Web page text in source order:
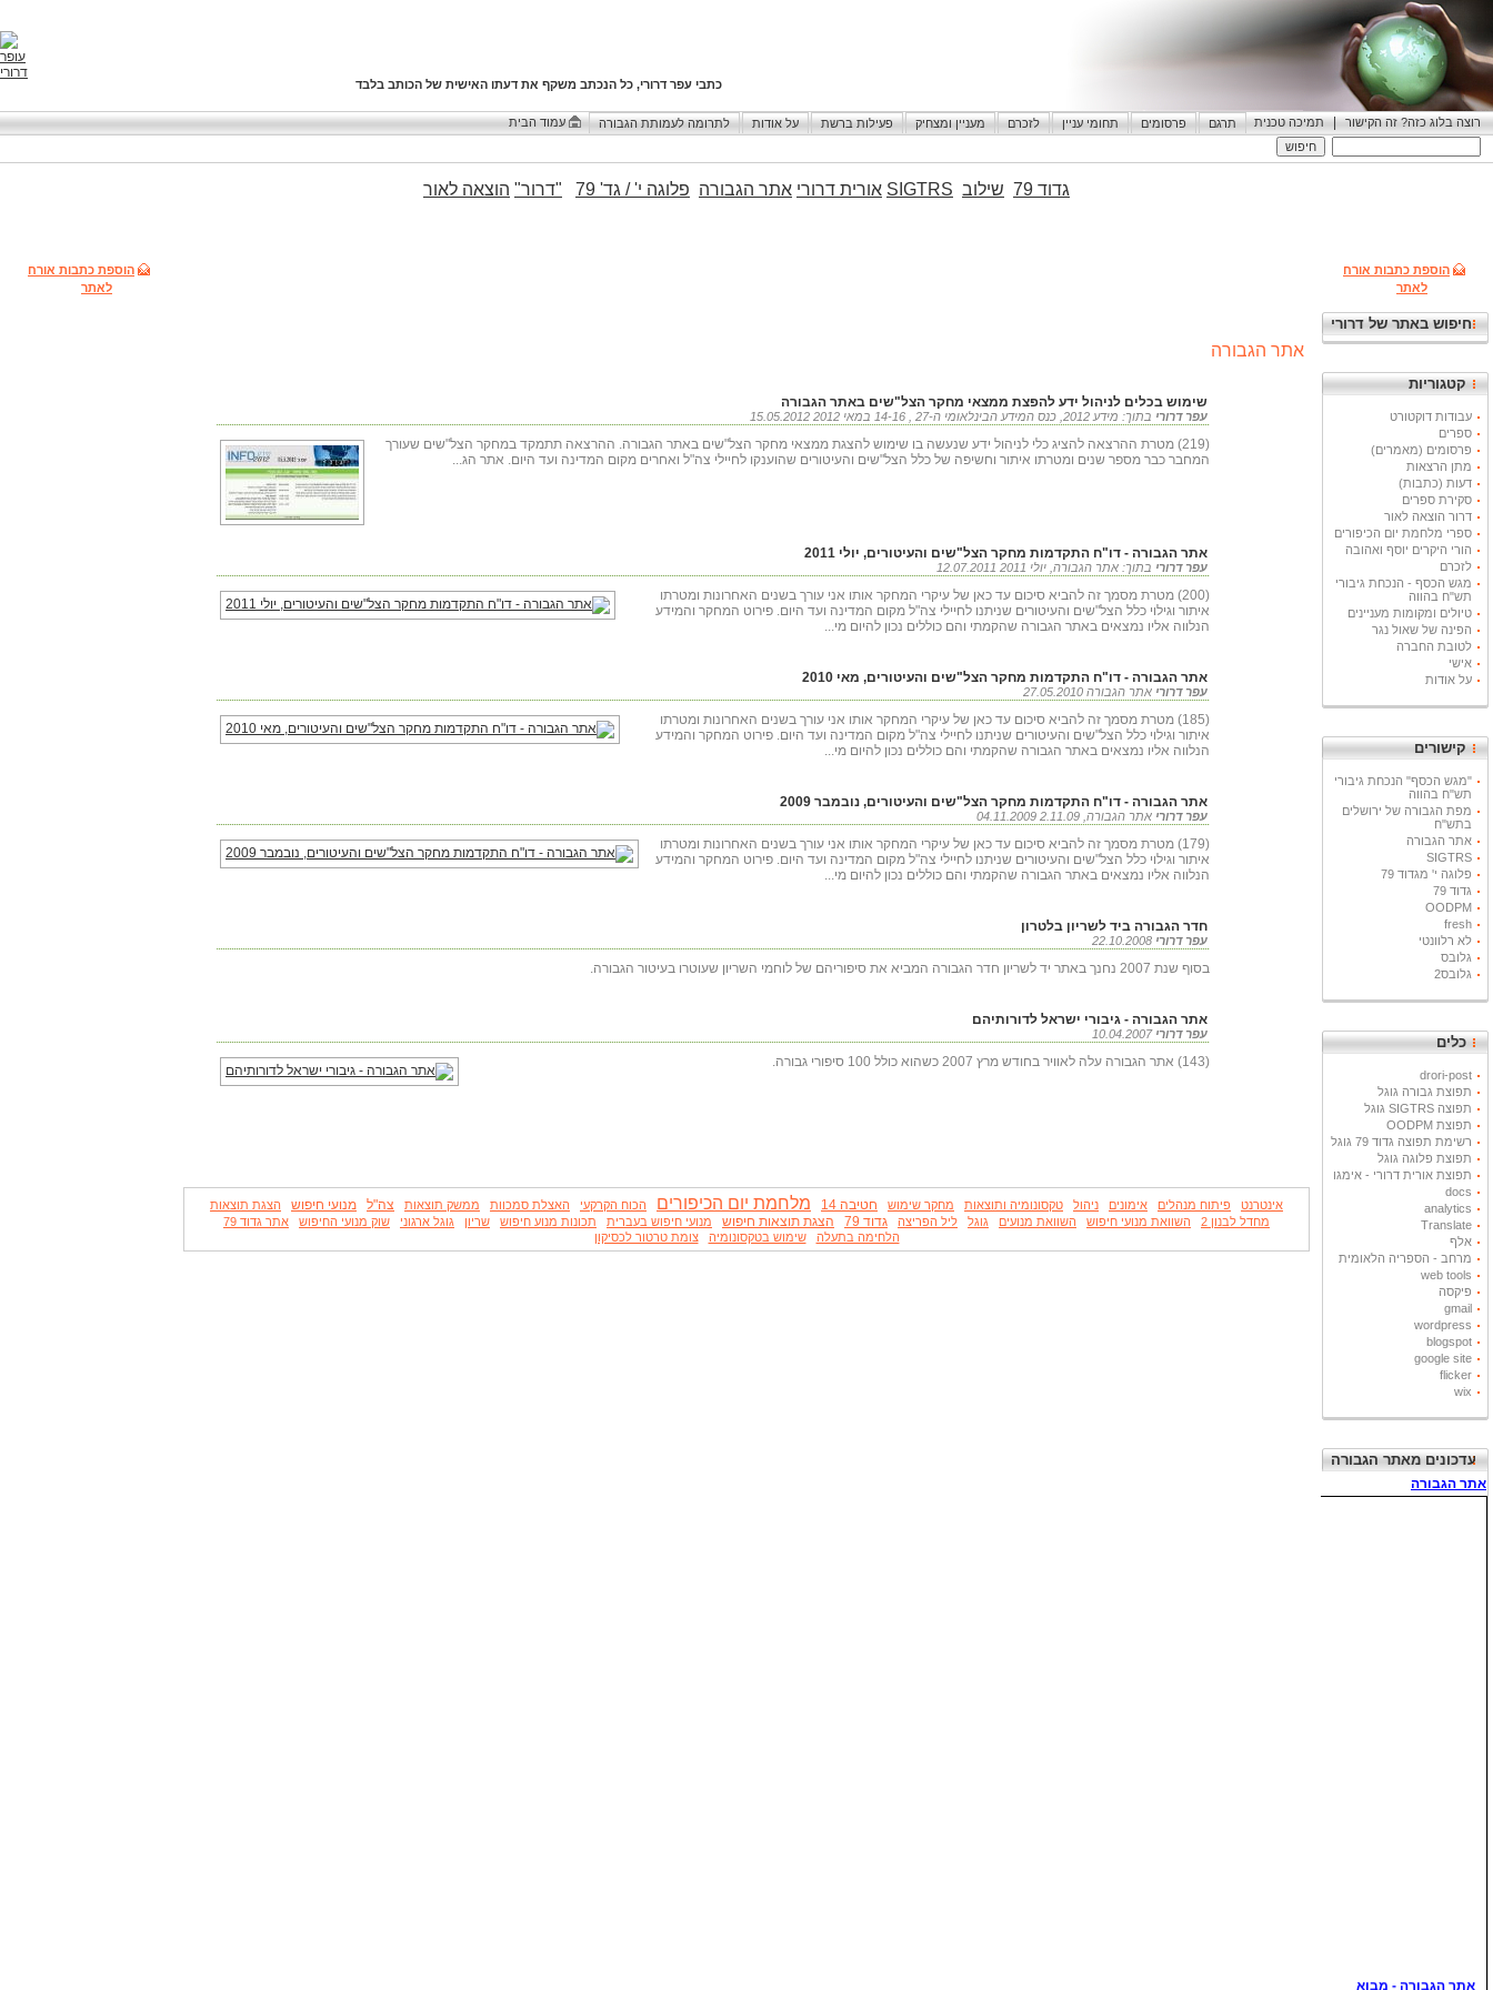
כתבי עפר דרורי, כל הנכתב משקף את דעתו האישית של הכותב בלבד
רוצה בלוג כזה? זה הקישור | תמיכה טכנית תרגם פרסומים תחומי עניין לזכרם מעניין ומצחיק פעילות ברשת על אודות לתרומה לעמותת הגבורה עמוד הבית
הוספת כתבות אורח
לאתר
הוספת כתבות אורח
לאתר
חיפוש באתר של דרורי
קטגוריות
עבודות דוקטורט
ספרים
פרסומים (מאמרים)
מתן הרצאות
דעות (כתבות)
סקירת ספרים
דרור הוצאה לאור
ספרי מלחמת יום הכיפורים
הורי היקרים יוסף ואהובה
לזכרם
מגש הכסף - הנכחת גיבורי
תש"ח בהווה
טיולים ומקומות מעניינים
הפינה של שאול נגר
לטובת החברה
אישי
על אודות
קישורים
"מגש הכסף" הנכחת גיבורי
תש"ח בהווה
מפת הגבורה של ירושלים
בתש"ח
אתר הגבורה
SIGTRS
פלוגה י' מגדוד 79
גדוד 79
OODPM
fresh
לא רלוונטי
גלובס
גלובס2
כלים
drori-post
תפוצת גבורה גוגל
תפוצה SIGTRS גוגל
תפוצת OODPM
רשימת תפוצה גדוד 79 גוגל
תפוצת פלוגה גוגל
תפוצת אורית דרורי - אימגו
docs
analytics
Translate
אלף
מרחב - הספריה הלאומית
web tools
פיקסה
gmail
wordpress
blogspot
google site
flicker
wix
עדכונים מאתר הגבורה
גדוד 79 שילוב SIGTRS אורית דרורי אתר הגבורה פלוגה י' / גד' 79 "דרור" הוצאה לאור
אתר הגבורה
שימוש בכלים לניהול ידע להפצת ממצאי מחקר הצל"שים באתר הגבורה
עפר דרורי בתוך: מידע 2012, כנס המידע הבינלאומי ה-27 , 14-16 במאי 2012 15.05.2012
(219) מטרת ההרצאה להציג כלי לניהול ידע שנעשה בו שימוש להצגת ממצאי מחקר הצל"שים באתר הגבורה. ההרצאה תתמקד במחקר הצל"שים שעורך
המחבר כבר מספר שנים ומטרתו איתור וחשיפה של כלל הצל"שים והעיטורים שהוענקו לחיילי צה"ל ואחרים מקום המדינה ועד היום. אתר הג...
אתר הגבורה - דו"ח התקדמות מחקר הצל"שים והעיטורים, יולי 2011
עפר דרורי בתוך: אתר הגבורה, יולי 2011 12.07.2011
(200) מטרת מסמך זה להביא סיכום עד כאן של עיקרי המחקר אותו אני עורך בשנים האחרונות ומטרתו
איתור וגילוי כלל הצל"שים והעיטורים שניתנו לחיילי צה"ל מקום המדינה ועד היום. פירוט המחקר והמידע
הנלווה אליו נמצאים באתר הגבורה שהקמתי והם כוללים נכון להיום מי...
אתר הגבורה - דו"ח התקדמות מחקר הצל"שים והעיטורים, מאי 2010
עפר דרורי אתר הגבורה 27.05.2010
(185) מטרת מסמך זה להביא סיכום עד כאן של עיקרי המחקר אותו אני עורך בשנים האחרונות ומטרתו
איתור וגילוי כלל הצל"שים והעיטורים שניתנו לחיילי צה"ל מקום המדינה ועד היום. פירוט המחקר והמידע
הנלווה אליו נמצאים באתר הגבורה שהקמתי והם כוללים נכון להיום מי...
אתר הגבורה - דו"ח התקדמות מחקר הצל"שים והעיטורים, נובמבר 2009
עפר דרורי אתר הגבורה, 2.11.09 04.11.2009
(179) מטרת מסמך זה להביא סיכום עד כאן של עיקרי המחקר אותו אני עורך בשנים האחרונות ומטרתו
איתור וגילוי כלל הצל"שים והעיטורים שניתנו לחיילי צה"ל מקום המדינה ועד היום. פירוט המחקר והמידע
הנלווה אליו נמצאים באתר הגבורה שהקמתי והם כוללים נכון להיום מי...
חדר הגבורה ביד לשריון בלטרון
עפר דרורי 22.10.2008
בסוף שנת 2007 נחנך באתר יד לשריון חדר הגבורה המביא את סיפוריהם של לוחמי השריון שעוטרו בעיטור הגבורה.
אתר הגבורה - גיבורי ישראל לדורותיהם
עפר דרורי 10.04.2007
(143) אתר הגבורה עלה לאוויר בחודש מרץ 2007 כשהוא כולל 100 סיפורי גבורה.
אינטרנט פיתוח מנהלים אימונים ניהול טקסונומיה ותוצאות מחקר שימוש חטיבה 14 מלחמת יום הכיפורים הכוח הקרקעי האצלת סמכוות ממשק תוצאות צה"ל מנועי חיפוש
הצגת תוצאות
מחדל לבנון 2
השוואת מנועי חיפוש השוואת מנועים גוגל ליל הפריצה גדוד 79 הצגת תוצאות חיפוש מנועי חיפוש בעברית תכונות מנוע חיפוש שריון גוגל ארגוני שוק מנועי החיפוש
אתר גדוד 79
הלחימה בתעלה
שימוש בטקסונומיה צומת טרטור לכסיקון